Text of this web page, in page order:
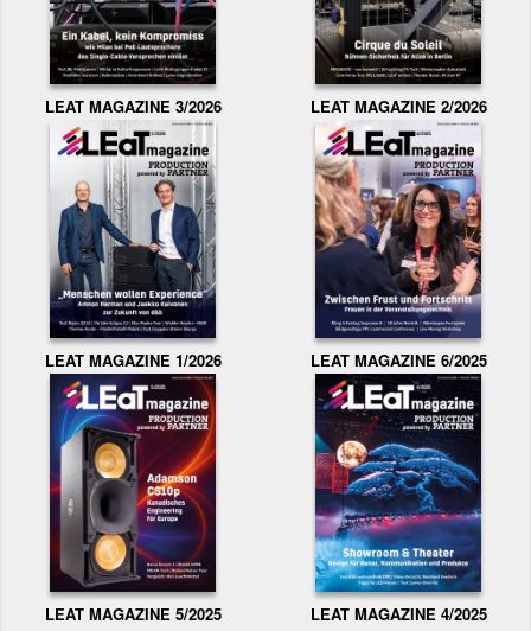
LEAT MAGAZINE 3/2026 LEAT MAGAZINE 2/2026
LEAT MAGAZINE 1/2026 LEAT MAGAZINE 6/2025
LEAT MAGAZINE 5/2025 LEAT MAGAZINE 4/2025